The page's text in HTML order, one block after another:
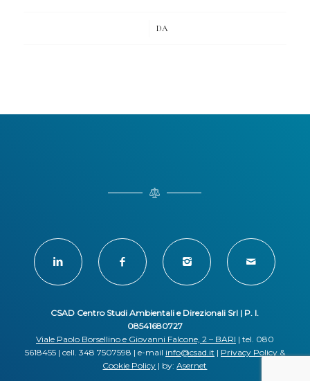
DA
CSAD Centro Studi Ambientali e Direzionali Srl | P. I.
08541680727
Viale Paolo Borsellino e Giovanni Falcone, 2 – BARI | tel. 080
5618455 | cell. 348 7507598 | e-mail info@csad.it | Privacy Policy&
Cookie Policy | by:Asernet